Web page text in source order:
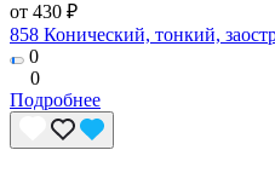
от 430 ₽
858 Конический, тонкий,
0
0
Подробнее